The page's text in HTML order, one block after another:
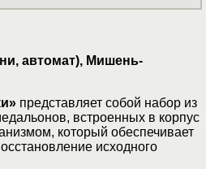
автомат), Мишень-
представляет собой набор из
встроенных в корпус
который обеспечивает
исходного